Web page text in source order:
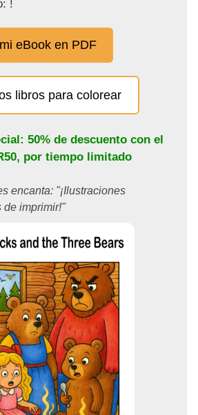
!
eBook en PDF
libros para colorear
50% de descuento con el
, por tiempo limitado
encanta: "¡Ilustraciones
de imprimir!"